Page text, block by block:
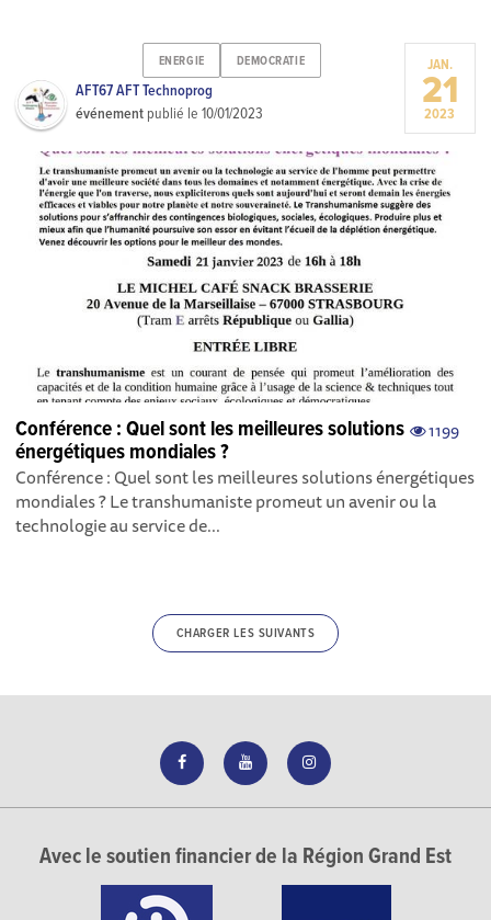
ENERGIE DEMOCRATIE
AFT67 AFT Technoprog
événement publié le10/01/2023
JAN.
21
2023
1199
Conférence : Quel sont les meilleures solutions
énergétiques mondiales ?
Conférence : Quel sont les meilleures solutions énergétiques
mondiales ? Le transhumaniste promeut un avenir ou la
technologie au service de...
CHARGER LES SUIVANTS
Avec le soutien financier de la Région Grand Est